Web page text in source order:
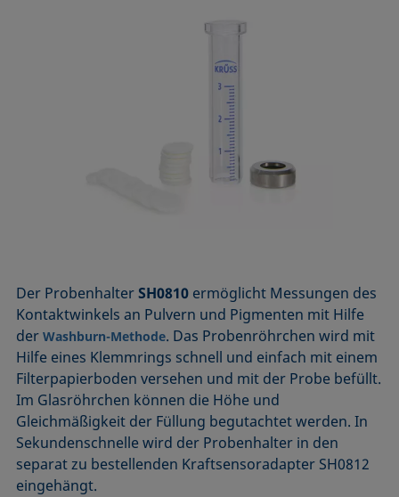
Der ProbenhalterSH0810 ermöglicht Messungen des
Kontaktwinkels an Pulvern und Pigmenten mit Hilfe
derWashburn-Methode. Das Probenröhrchen wird mit
Hilfe eines Klemmrings schnell und einfach mit einem
Filterpapierboden versehen und mit der Probe befüllt.
Im Glasröhrchen können die Höhe und
Gleichmäßigkeit der Füllung begutachtet werden. In
Sekunden­schnelle wird der Probenhalter in den
separat zu bestellenden Kraftsensoradapter SH0812
eingehängt.